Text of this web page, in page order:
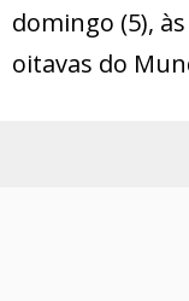
domingo (5),
oitavas do